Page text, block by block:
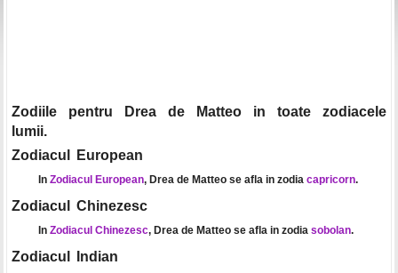
Zodiile pentru Drea de Matteo in toate zodiacele
lumii.
Zodiacul European
In Zodiacul European, Drea de Matteo se afla in zodia capricorn.
Zodiacul Chinezesc
In Zodiacul Chinezesc, Drea de Matteo se afla in zodia sobolan.
Zodiacul Indian